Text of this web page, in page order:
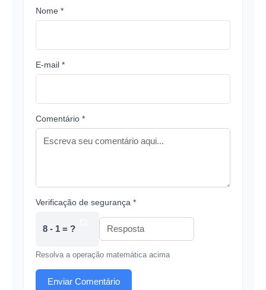
Nome *
E-mail *
Comentário *
Verificação de segurança *
8 - 1 = ?
Resolva a operação matemática acima
Enviar Comentário